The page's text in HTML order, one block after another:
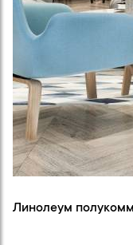
TEXPRO (8)
Линолеум